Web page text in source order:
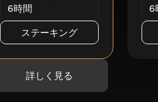
6時間
ステーキング
6
詳しく見る